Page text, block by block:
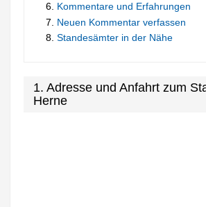
Kommentare und Erfahrungen
Neuen Kommentar verfassen
Standesämter in der Nähe
1. Adresse und Anfahrt zum
Herne